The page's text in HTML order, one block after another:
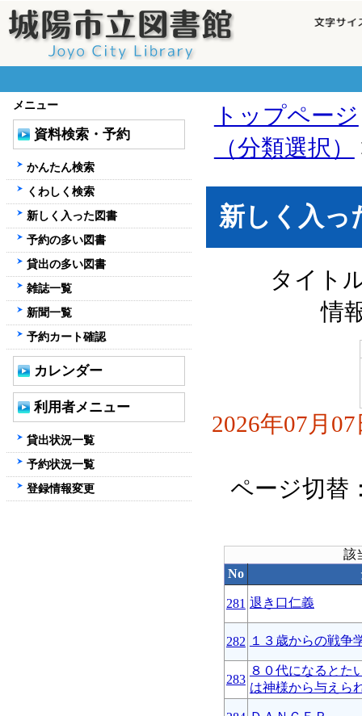
トップページ
（分類選択）
新しく入っ
タイト
情
2026年07月
ページ切替
該
No
281 退き口仁義
282 １３歳からの戦争
283
８０代になるとた
は神様から与えら
メニュー
資料検索・予約
かんたん検索
くわしく検索
新しく入った図書
予約の多い図書
貸出の多い図書
雑誌一覧
新聞一覧
予約カート確認
カレンダー
利用者メニュー
貸出状況一覧
予約状況一覧
登録情報変更